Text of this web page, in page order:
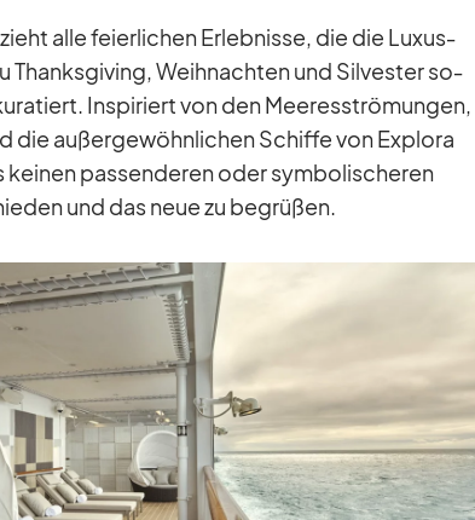
alle fei­er­li­chen Er­leb­nisse, die die Lu­xus­
Thanks­gi­ving, Weih­nach­ten und Sil­ves­ter so­
In­spi­riert von den Mee­res­strö­mun­gen,
die au­ßer­ge­wöhn­li­chen Schiffe von Ex­plora
kei­nen pas­sen­de­ren oder sym­bo­li­sche­ren
und das neue zu be­grü­ßen.